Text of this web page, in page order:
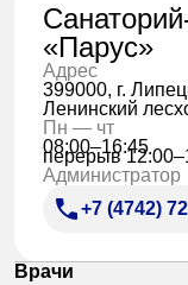
«Парус»
Адрес
399000, г.
Ленинский
Пн — чт
08:00–16:45
перерыв
Администратор
+7 (4742)
Врачи